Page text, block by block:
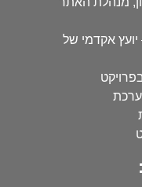
יועץ אקדמי של